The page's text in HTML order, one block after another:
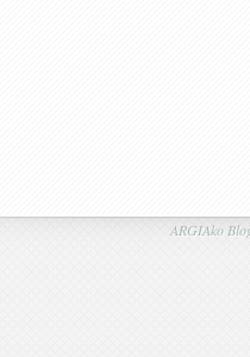
ARGIAko